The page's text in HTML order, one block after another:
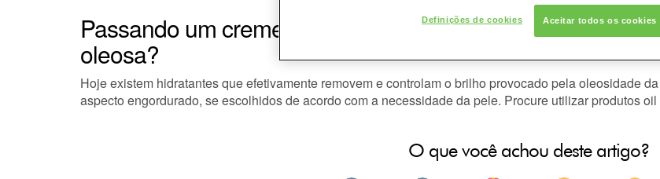
Passando um creme todos os dias pela manhã, existe
oleosa?
Hoje existem hidratantes que efetivamente removem e controlam o brilho provocado pela oleosidade
aspecto engordurado, se escolhidos de acordo com a necessidade da pele. Procure utilizar produtos
O que você achou deste artigo?
Definições de cookies Aceitar todos os cookies